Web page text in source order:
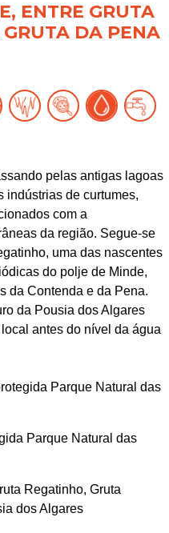
ENTRE GRUTA
DA PENA
pelas antigas lagoas
indústrias de curtumes,
com a
da região. Segue-se
uma das nascentes
do polje de Minde,
da Contenda e da Pena.
da Pousia dos Algares
antes do nível da água
Parque Natural das
Parque Natural das
Regatinho, Gruta
dos Algares